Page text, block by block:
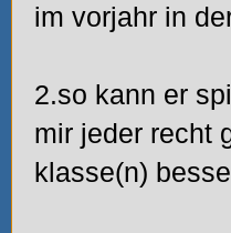
im vorjahr in
2.so kann er
mir jeder recht
klasse(n)